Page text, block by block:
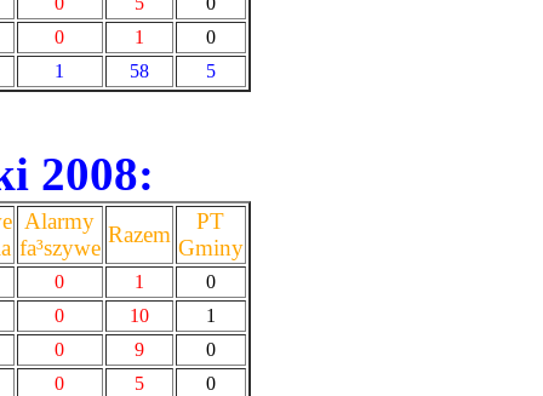
0
1
0
1
58 5
2008:
Alarmy
fa³szywe
Razem
PT
Gminy
0 1
0
0
10
1
0
9
0
0
5
0